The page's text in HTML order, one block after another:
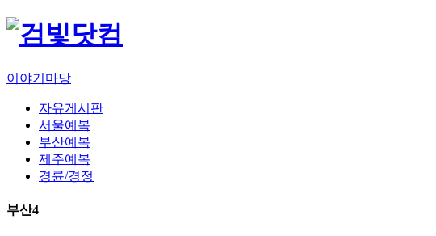
이야기마당
자유게시판
서울예복
부산예복
제주예복
경륜/경정
부산4